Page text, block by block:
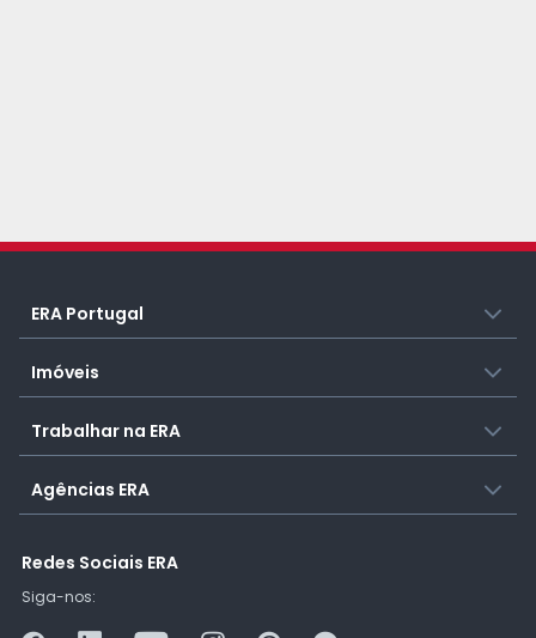
ERA Portugal
Imóveis
Trabalhar na ERA
Agências ERA
Redes Sociais ERA
Siga-nos: